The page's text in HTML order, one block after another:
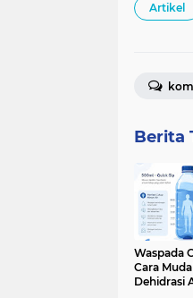
Artikel
Berita
Waspada
Cara
Dehidrasi